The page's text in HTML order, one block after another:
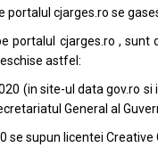
portalul cjarges.ro se
portalul cjarges.ro , sunt
astfel:
(in site-ul datagov.ro si
General al
se supun licentei Creative